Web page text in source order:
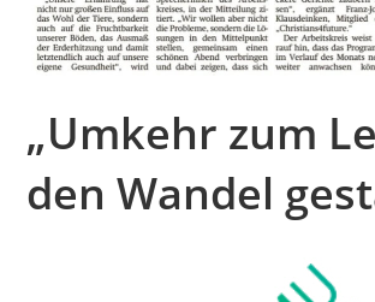
„Umkehr zum
den Wandel